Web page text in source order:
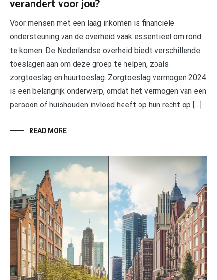
verandert voor jou?
Voor mensen met een laag inkomen is financiële
ondersteuning van de overheid vaak essentieel om rond
te komen. De Nederlandse overheid biedt verschillende
toeslagen aan om deze groep te helpen, zoals
zorgtoeslag en huurtoeslag. Zorgtoeslag vermogen 2024
is een belangrijk onderwerp, omdat het vermogen van een
persoon of huishouden invloed heeft op hun recht op […]
READ MORE